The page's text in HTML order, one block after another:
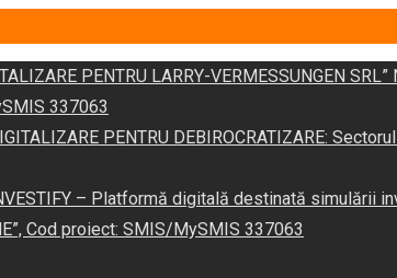
PENTRU LARRY-VERMESSUNGEN
337063
PENTRU DEBIROCRATIZARE:
– Platformă digitală destinată simulării
Cod proiect: SMIS/MySMIS 337063